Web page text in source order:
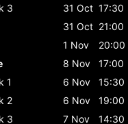
3 31 Oct 17:30
31 Oct 21:00
1 Nov
20:00
8 Nov
17:00
1 6 Nov
15:30
2 6 Nov
19:00
3 7 Nov
14:30